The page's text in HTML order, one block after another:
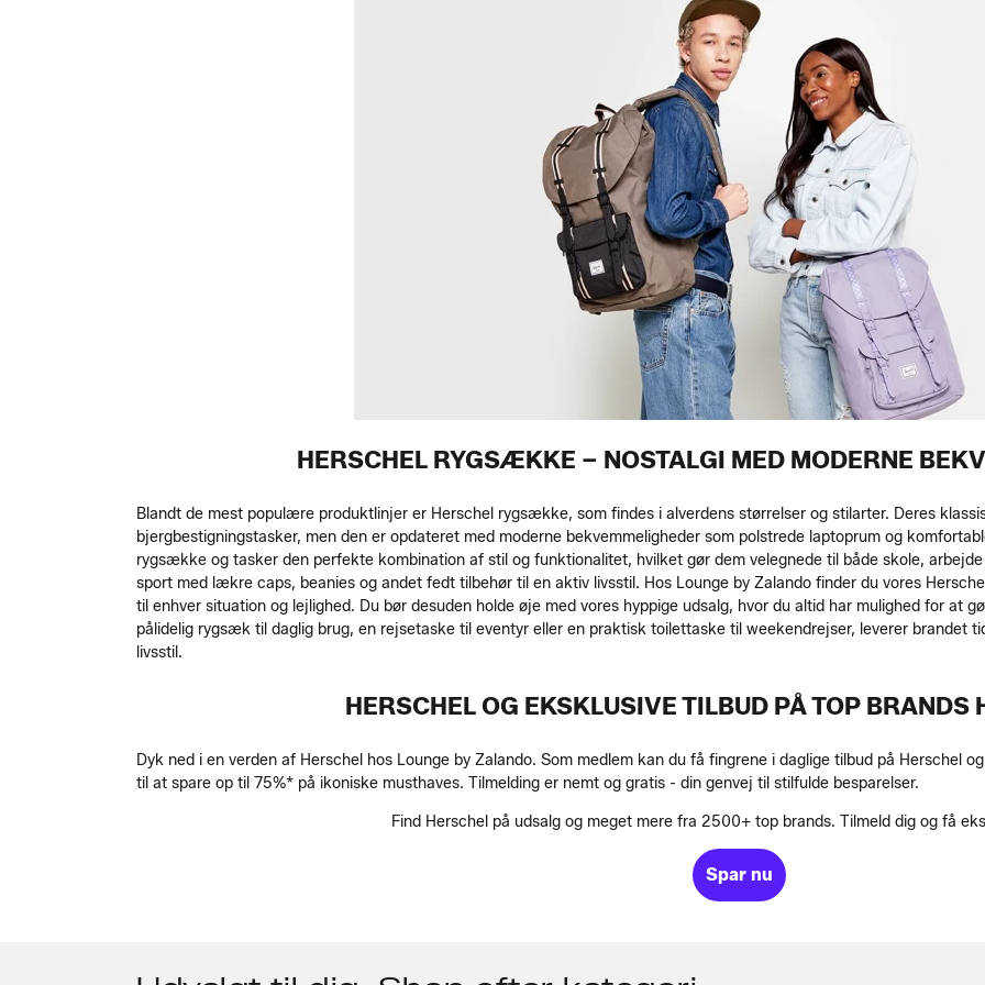
HERSCHEL RYGSÆKKE – NOSTALGI MED MODERNE
Blandt de mest populære produktlinjer er Herschel rygsække, som findes i alverdens størrelser og stilarter. Deres
bjergbestigningstasker, men den er opdateret med moderne bekvemmeligheder som polstrede laptoprum og
rygsække og tasker den perfekte kombination af stil og funktionalitet, hvilket gør dem velegnede til både skole,
sport med lækre caps, beanies og andet fedt tilbehør til en aktiv livsstil. Hos Lounge by Zalando finder du vores
til enhver situation og lejlighed. Du bør desuden holde øje med vores hyppige udsalg, hvor du altid har mulighed for at
pålidelig rygsæk til daglig brug, en rejsetaske til eventyr eller en praktisk toilettaske til weekendrejser, leverer brandet
livsstil.
HERSCHEL OG EKSKLUSIVE TILBUD PÅ TOP BRANDS
Dyk ned i en verden af Herschel hos Lounge by Zalando. Som medlem kan du få fingrene i daglige tilbud på Herschel
til at spare op til 75%* på ikoniske musthaves. Tilmelding er nemt og gratis - din genvej til stilfulde besparelser.
Find Herschel på udsalg og meget mere fra 2500+ top brands. Tilmeld dig og få
Spar nu